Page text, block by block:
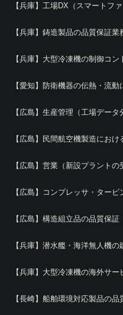
【兵庫】工場DX（スマートファ
【兵庫】鋳造製品の品質保証業
【兵庫】大型冷凍機の制御コ
【愛知】防衛機器の伝熱・流
【広島】生産管理（工場データ
【広島】民間航空機製造にお
【広島】営業（新設プラントの
【広島】コンプレッサ・ター
【広島】構造組立品の品質保証
【兵庫】潜水艦・海洋無人機の
【兵庫】大型冷凍機の海外サ
【長崎】船舶環境対応製品の